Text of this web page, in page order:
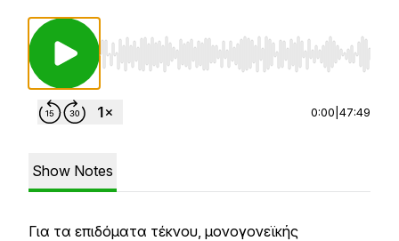
Use Left/Right to seek, Home/End to jump
0:00 47:49
Show Notes
Για τα επιδόματα τέκνου, μονογονεϊκής